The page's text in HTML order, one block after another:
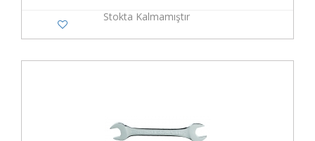
Stokta Kalmamıştır